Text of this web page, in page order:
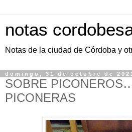
notas
Notas de la ciudad de Córdoba y
domingo, 31 de octubre de 2021
SOBRE
PICONERAS